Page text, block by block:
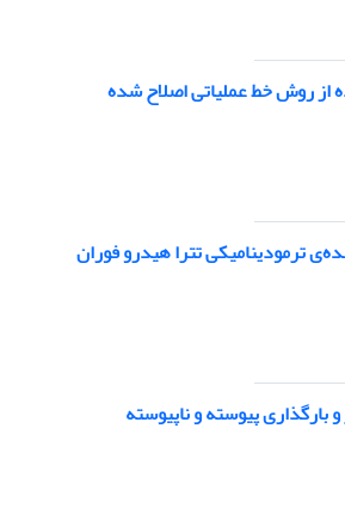
از روش خط عملیاتی اصلاح شده
ترمودینامیکی تترا هیدرو فوران
پیوسته و ناپیوسته